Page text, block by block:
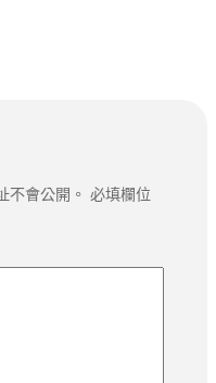
不會公開。 必填欄位